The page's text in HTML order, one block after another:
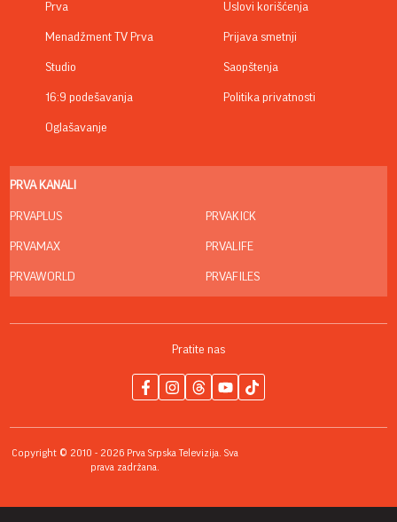
Prva
Menadžment TV Prva
Studio
16:9 podešavanja
Oglašavanje
Uslovi korišćenja
Prijava smetnji
Saopštenja
Politika privatnosti
PRVA KANALI
PRVAPLUS
PRVAMAX
PRVAWORLD
PRVAKICK
PRVALIFE
PRVAFILES
Pratite nas
Copyright © 2010 - 2026 Prva Srpska Televizija. Sva
prava zadržana.